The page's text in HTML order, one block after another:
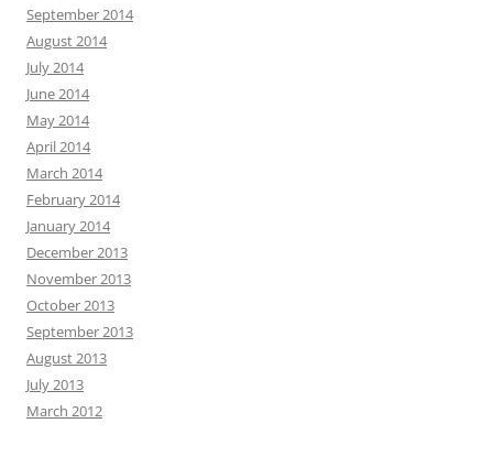
September 2014
August 2014
July 2014
June 2014
May 2014
April 2014
March 2014
February 2014
January 2014
December 2013
November 2013
October 2013
September 2013
August 2013
July 2013
March 2012